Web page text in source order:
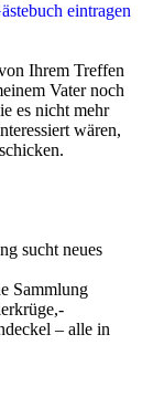
eintragen
Ihrem Treffen
Vater noch
es nicht mehr
wären,
sucht neues
Sammlung
– alle in